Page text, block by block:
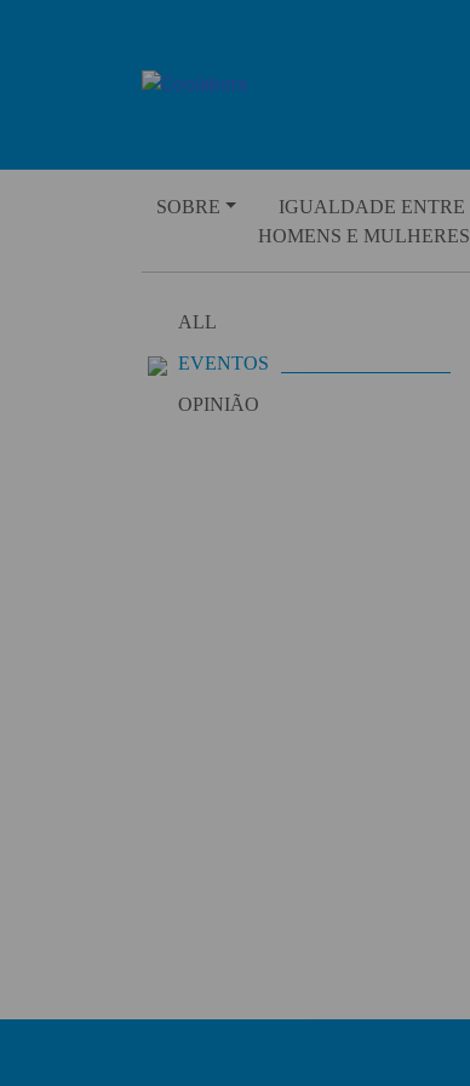
SOBRE
IGUALDADE ENTRE
HOMENS E MULHERES
ALL
EVENTOS
OPINIÃO